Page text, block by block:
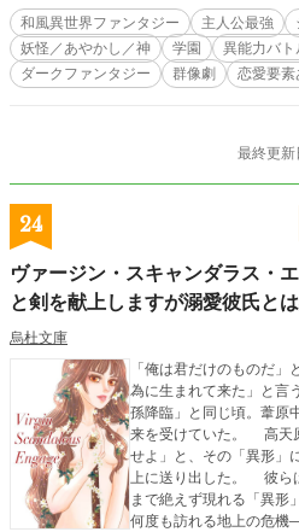
世の人々を、そして生徒らをしがらみから救わず
第二章から始まります。 ●小説家になろう
ただいております。
和風異世界ファンタジー 主人公最強
妖怪／あやかし／神
学園 異能力バト
ダークファンタジー
群像劇 恋愛要素
最終更
24
ヴァージン・スキャンダラス・
と剣を献上しますが溺愛彼氏と
烏杜文庫
「俺は君だけのものだ
為に生まれて来た」と言う
孫降臨」と同じ頃。葦原
来を受けていた。 高天
せよ」と、その「異形」
上に送り出した。 彼らは「天津人」と呼ばれ、現在に至る
まで絶えず現れる「異
何度も訪れる地上の危